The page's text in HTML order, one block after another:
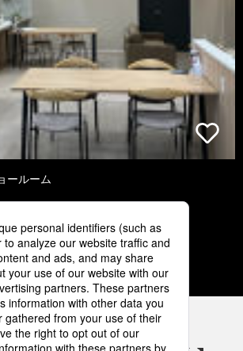
ールーム
2 3 4 5
クの電気設備 SNSアカウント